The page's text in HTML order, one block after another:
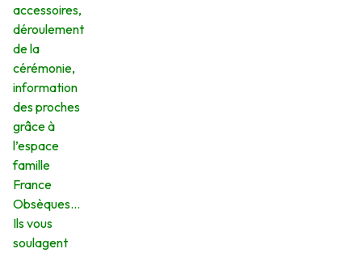
accessoires,
déroulement
de la
cérémonie,
information
des proches
grâce à
l’espace
famille
France
Obsèques…
Ils vous
soulagent